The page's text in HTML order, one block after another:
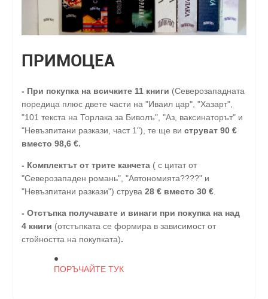
ПРИМОЦЕА
- При покупка на всичките 11 книги (Северозападната
поредица плюс двете части на "Иваил цар", "Хазарт",
"101 текста на Торлака за Биволъ", "Аз, ваксинаторът" и
"Невъзпитани разкази, част 1"), те ще ви струват 90 €
вместо 98,6 €.
- Комплектът от трите канчета ( с цитат от
"Северозападен романь", "Автономията????" и
"Невъзпитани разкази") струва 28 € вместо 30 €
- Отстъпка получавате и винаги при покупка на над
4 книги (отстъпката се формира в зависимост от
стойността на покупката).
ПОРЪЧАЙТЕ ТУК